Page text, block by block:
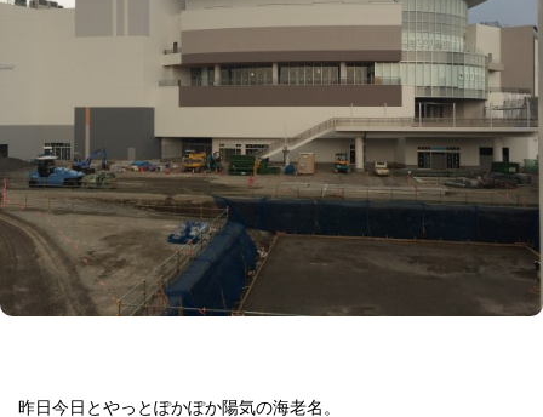
昨日今日とやっとぽかぽか陽気の海老名。